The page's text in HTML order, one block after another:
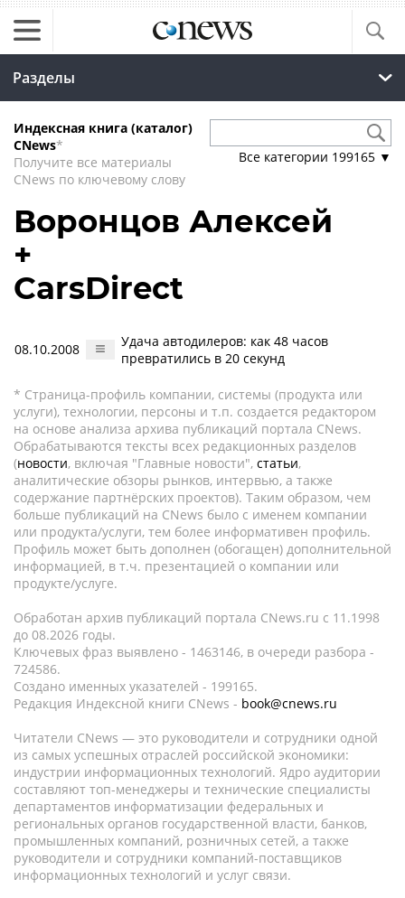
Разделы
Индексная книга (каталог)
CNews*
Получите все материалы
CNews по ключевому слову
Все категории 199165 ▼
Воронцов Алексей
+
CarsDirect
08.10.2008
Удача автодилеров: как 48 часов
превратились в 20 секунд
* Страница-профиль компании, системы (продукта или
услуги), технологии, персоны и т.п. создается редактором
на основе анализа архива публикаций портала CNews.
Обрабатываются тексты всех редакционных разделов
(новости, включая "Главные новости", статьи,
аналитические обзоры рынков, интервью, а также
содержание партнёрских проектов). Таким образом, чем
больше публикаций на CNews было с именем компании
или продукта/услуги, тем более информативен профиль.
Профиль может быть дополнен (обогащен) дополнительной
информацией, в т.ч. презентацией о компании или
продукте/услуге.
Обработан архив публикаций портала CNews.ru c 11.1998
до 08.2026 годы.
Ключевых фраз выявлено - 1463146, в очереди разбора -
724586.
Создано именных указателей - 199165.
Редакция Индексной книги CNews - book@cnews.ru
Читатели CNews — это руководители и сотрудники одной
из самых успешных отраслей российской экономики:
индустрии информационных технологий. Ядро аудитории
составляют топ-менеджеры и технические специалисты
департаментов информатизации федеральных и
региональных органов государственной власти, банков,
промышленных компаний, розничных сетей, а также
руководители и сотрудники компаний-поставщиков
информационных технологий и услуг связи.